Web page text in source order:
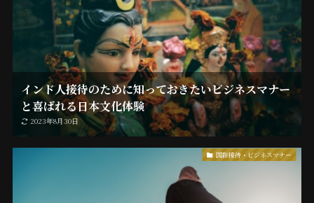
インド人接待のために知っておきたいビジネスマナー
と喜ばれる日本文化体験
2023年8月30日
国際接待・ビジネスマナー